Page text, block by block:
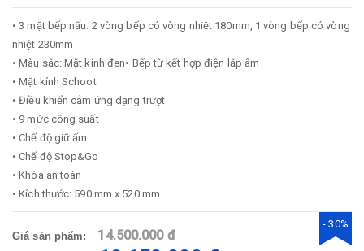
• 3 mặt bếp nấu: 2 vòng bếp có vòng nhiệt 180mm, 1 vòng bếp có vòng
nhiệt 230mm
• Màu sắc: Mặt kính đen• Bếp từ kết hợp điện lắp âm
• Mặt kính Schoot
• Điều khiển cảm ứng dạng trượt
• 9 mức công suất
• Chế độ giữ ấm
• Chế độ Stop&Go
• Khóa an toàn
• Kích thước: 590 mm x 520 mm
Giá sản phẩm: 14.500.000 đ
- 30%